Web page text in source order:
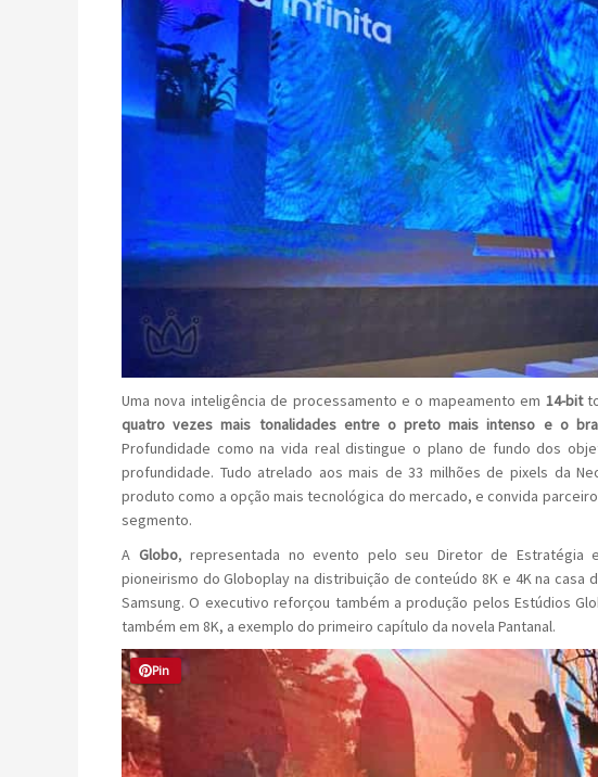
Uma nova inteligência de processamento e o mapeamento em 14-bit
quatro vezes mais tonalidades entre o preto mais intenso e o
Profundidade como na vida real distingue o plano de fundo dos
profundidade. Tudo atrelado aos mais de 33 milhões de pixels da
produto como a opção mais tecnológica do mercado, e convida
segmento.
A Globo, representada no evento pelo seu Diretor de Estratégia
pioneirismo do Globoplay na distribuição de conteúdo 8K e 4K na casa
Samsung. O executivo reforçou também a produção pelos Estúdios
também em 8K, a exemplo do primeiro capítulo da novela Pantanal.
Pin